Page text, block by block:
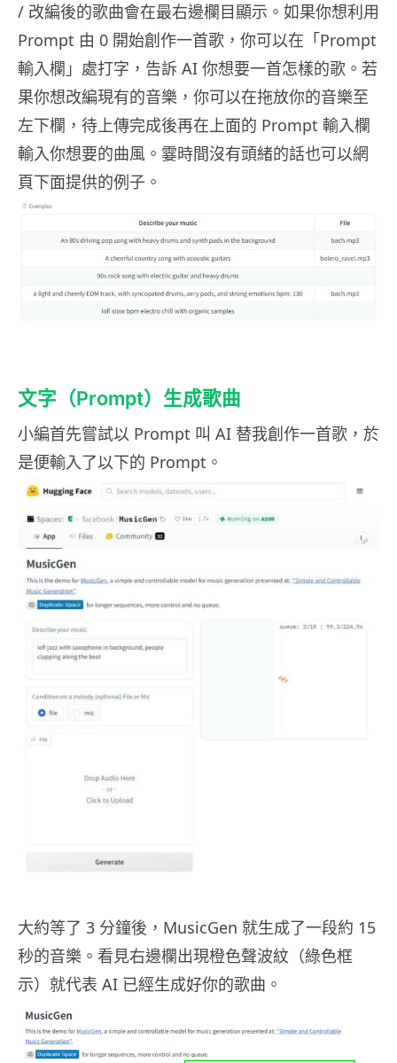
/ 改編後的歌曲會在最右邊欄目顯示。如果你想利用
Prompt 由 0 開始創作一首歌，你可以在「Prompt
輸入欄」處打字，告訴 AI 你想要一首怎樣的歌。若
果你想改編現有的音樂，你可以在拖放你的音樂至
左下欄，待上傳完成後再在上面的 Prompt 輸入欄
輸入你想要的曲風。霎時間沒有頭緒的話也可以網
頁下面提供的例子。
文字（Prompt）生成歌曲
小編首先嘗試以 Prompt 叫 AI 替我創作一首歌，於
是便輸入了以下的 Prompt。
大約等了 3 分鐘後，MusicGen 就生成了一段約 15
秒的音樂。看見右邊欄出現橙色聲波紋（綠色框
示）就代表 AI 已經生成好你的歌曲。